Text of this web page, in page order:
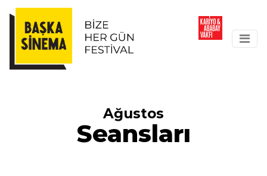
Ağustos
Seansları